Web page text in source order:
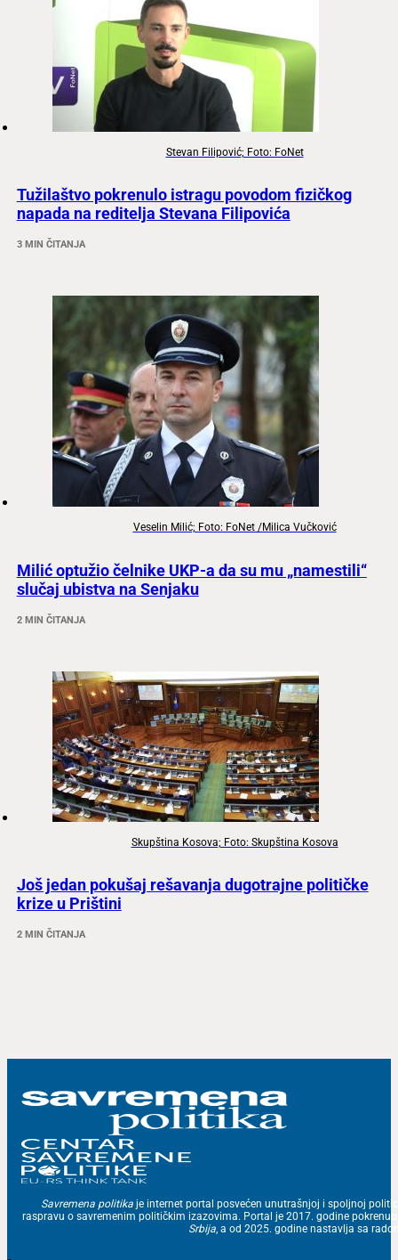
Stevan Filipović; Foto: FoNet
Tužilaštvo pokrenulo istragu povodom fizičkog
napada na reditelja Stevana Filipovića
3 MIN ČITANJA
Veselin Milić; Foto: FoNet /Milica Vučković
Milić optužio čelnike UKP-a da su mu „namestili“
slučaj ubistva na Senjaku
2 MIN ČITANJA
Skupština Kosova; Foto: Skupština Kosova
Još jedan pokušaj rešavanja dugotrajne političke
krize u Prištini
2 MIN ČITANJA
Savremena politika je internet portal posvećen unutrašnjoj i spoljnoj
raspravu o savremenim političkim izazovima. Portal je 2017. godine
Srbija, a od 2025. godine nastavlja sa